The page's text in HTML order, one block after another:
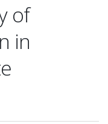
of
in